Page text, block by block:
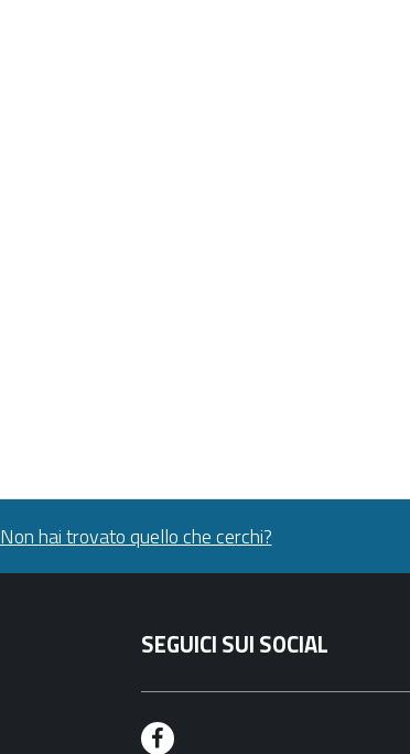
Non hai trovato quello che cerchi?
SEGUICI SUI SOCIAL